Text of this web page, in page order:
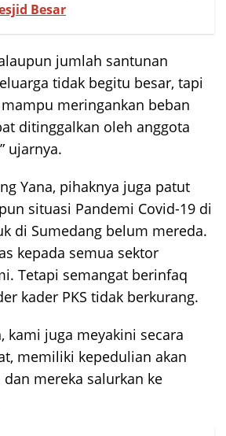
Besar
jumlah santunan
tidak begitu besar, tapi
meringankan beban
ditinggalkan oleh anggota
ujarnya.
Yana, pihaknya juga patut
situasi Pandemi Covid-19 di
di Sumedang belum mereda.
kepada semua sektor
Tetapi semangat berinfaq
kader PKS tidak berkurang.
kami juga meyakini secara
memiliki kepedulian akan
mereka salurkan ke